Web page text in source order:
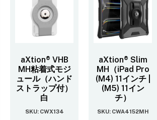
aXtion® VHB
MH粘着式モジ
ュール（ハンド
ストラップ付）
白
SKU: CWX134
aXtion® Slim
MH（iPad Pro
(M4) 11インチ |
(M5) 11イン
チ）
SKU: CWA4152MH